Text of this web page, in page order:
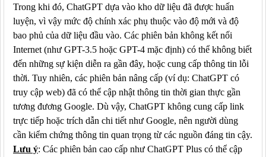
Trong khi đó, ChatGPT dựa vào kho dữ liệu đã được huấn
luyện, vì vậy mức độ chính xác phụ thuộc vào độ mới và độ
bao phủ của dữ liệu đầu vào. Các phiên bản không kết nối
Internet (như GPT-3.5 hoặc GPT-4 mặc định) có thể không biết
đến những sự kiện diễn ra gần đây, hoặc cung cấp thông tin lỗi
thời. Tuy nhiên, các phiên bản nâng cấp (ví dụ: ChatGPT có
truy cập web) đã có thể cập nhật thông tin thời gian thực gần
tương đương Google. Dù vậy, ChatGPT không cung cấp link
trực tiếp hoặc trích dẫn chi tiết như Google, nên người dùng
cần kiểm chứng thông tin quan trọng từ các nguồn đáng tin cậy.
Lưu ý: Các phiên bản cao cấp như ChatGPT Plus có thể cập